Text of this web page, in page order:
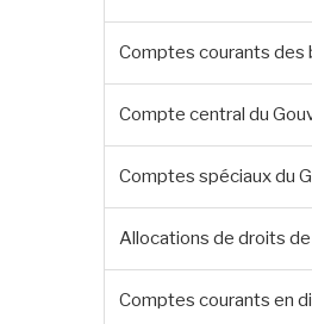
Comptes courants des
Compte central du
Comptes spéciaux du
Allocations de droits
Comptes courants en